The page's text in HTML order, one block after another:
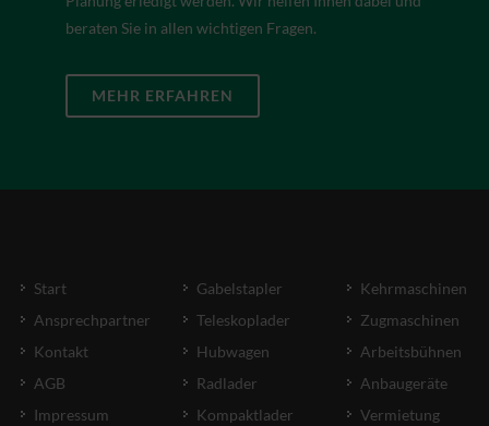
beraten Sie in allen wichtigen Fragen.
MEHR ERFAHREN
Start
Ansprechpartner
Kontakt
AGB
Impressum
Gabelstapler
Teleskoplader
Hubwagen
Radlader
Kompaktlader
Kehrmaschinen
Zugmaschinen
Arbeitsbühnen
Anbaugeräte
Vermietung